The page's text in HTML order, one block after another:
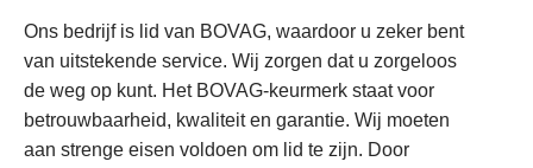
Ons bedrijf is lid van BOVAG, waardoor u zeker bent
van uitstekende service. Wij zorgen dat u zorgeloos
de weg op kunt. Het BOVAG-keurmerk staat voor
betrouwbaarheid, kwaliteit en garantie. Wij moeten
aan strenge eisen voldoen om lid te zijn. Door